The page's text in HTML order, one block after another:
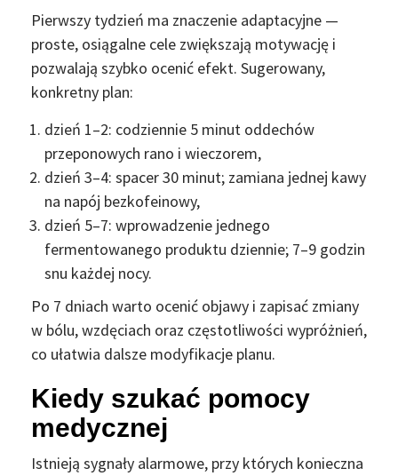
Pierwszy tydzień ma znaczenie adaptacyjne —
proste, osiągalne cele zwiększają motywację i
pozwalają szybko ocenić efekt. Sugerowany,
konkretny plan:
dzień 1–2: codziennie 5 minut oddechów
przeponowych rano i wieczorem,
dzień 3–4: spacer 30 minut; zamiana jednej kawy
na napój bezkofeinowy,
dzień 5–7: wprowadzenie jednego
fermentowanego produktu dziennie; 7–9 godzin
snu każdej nocy.
Po 7 dniach warto ocenić objawy i zapisać zmiany
w bólu, wzdęciach oraz częstotliwości wypróżnień,
co ułatwia dalsze modyfikacje planu.
Kiedy szukać pomocy
medycznej
Istnieją sygnały alarmowe, przy których konieczna